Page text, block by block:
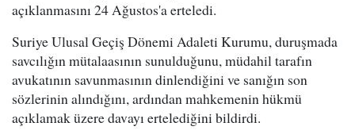
açıklanmasını 24 Ağustos'a erteledi.
Suriye Ulusal Geçiş Dönemi Adaleti Kurumu, duruşmada
savcılığın mütalaasının sunulduğunu, müdahil tarafın
avukatının savunmasının dinlendiğini ve sanığın son
sözlerinin alındığını, ardından mahkemenin hükmü
açıklamak üzere davayı ertelediğini bildirdi.